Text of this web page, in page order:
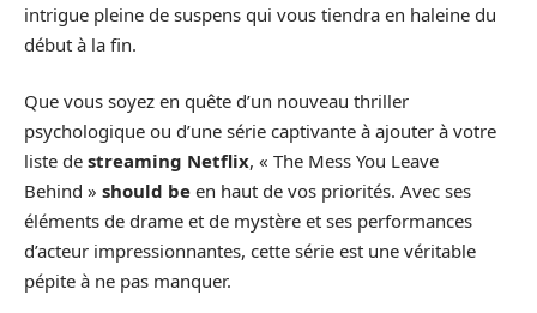
intrigue pleine de suspens qui vous tiendra en haleine du
début à la fin.
Que vous soyez en quête d’un nouveau thriller
psychologique ou d’une série captivante à ajouter à votre
liste de streaming Netflix, « The Mess You Leave
Behind » should be en haut de vos priorités. Avec ses
éléments de drame et de mystère et ses performances
d’acteur impressionnantes, cette série est une véritable
pépite à ne pas manquer.